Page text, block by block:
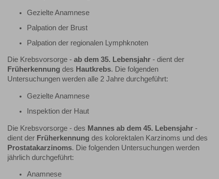
Gezielte Anamnese
Palpation der Brust
Palpation der regionalen Lymphknoten
Die Krebsvorsorge - ab dem 35. Lebensjahr - dient der
Früherkennung des Hautkrebs. Die folgenden
Untersuchungen werden alle 2 Jahre durchgeführt:
Gezielte Anamnese
Inspektion der Haut
Die Krebsvorsorge - des Mannes ab dem 45. Lebensjahr -
dient der Früherkennung des kolorektalen Karzinoms und des
Prostatakarzinoms. Die folgenden Untersuchungen werden
jährlich durchgeführt:
Anamnese